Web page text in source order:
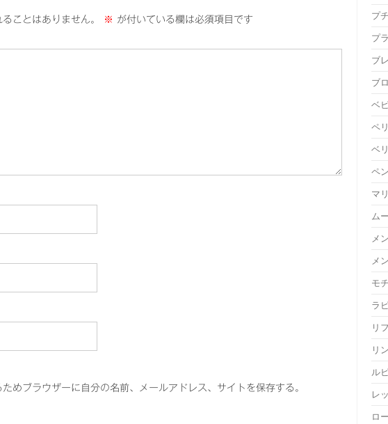
ことはありません。 ※ が付いている欄は必須項目です
めブラウザーに自分の名前、メールアドレス、サイトを保存する。
プ
プ
ブ
ブ
ベ
ペ
ベ
ペ
マ
ム
メ
メ
モ
ラ
リ
リ
ル
レ
ロ